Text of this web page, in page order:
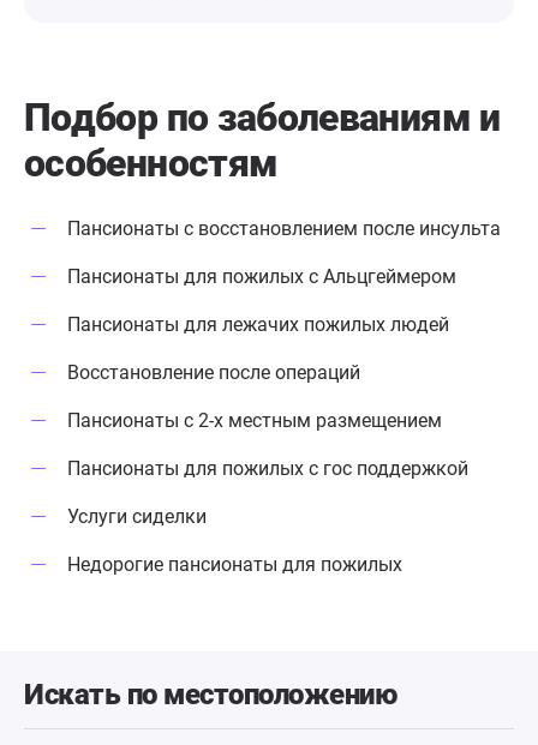
Подбор по заболеваниям и
особенностям
Пансионаты с восстановлением после инсульта
Пансионаты для пожилых с Альцгеймером
Пансионаты для лежачих пожилых людей
Восстановление после операций
Пансионаты с 2-х местным размещением
Пансионаты для пожилых с гос поддержкой
Услуги сиделки
Недорогие пансионаты для пожилых
Искать по местоположению